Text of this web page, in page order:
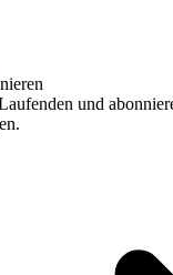
und